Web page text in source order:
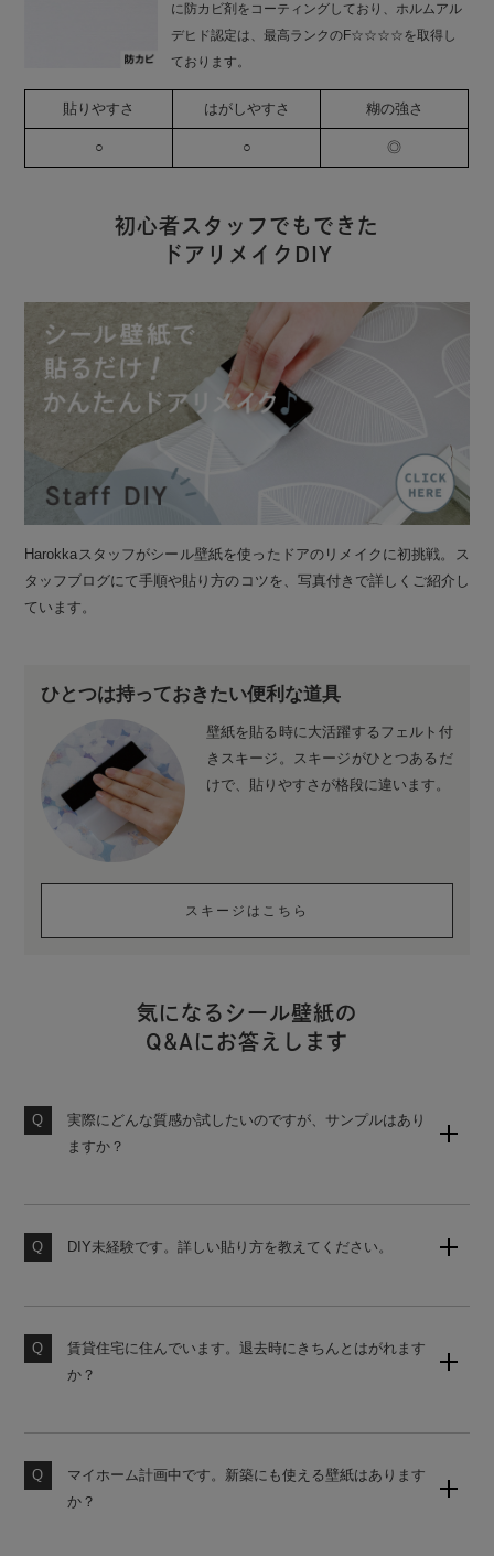
に防カビ剤をコーティングしており、ホルムアル
デヒド認定は、最高ランクのF☆☆☆☆を取得し
ております。
貼りやすさ はがしやすさ 糊の強さ
○ ○ ◎
初心者スタッフでもできた
ドアリメイクDIY
Harokkaスタッフがシール壁紙を使ったドアのリメイクに初挑戦。ス
タッフブログにて手順や貼り方のコツを、写真付きで詳しくご紹介し
ています。
ひとつは持っておきたい便利な道具
壁紙を貼る時に大活躍するフェルト付
きスキージ。スキージがひとつあるだ
けで、貼りやすさが格段に違います。
スキージはこちら
気になるシール壁紙の
Q&Aにお答えします
実際にどんな質感か試したいのですが、サンプルはあり
ますか？
ください。
DIY未経験です。詳しい貼り方を教えてください。
壁紙の貼り方はこちら
賃貸住宅に住んでいます。退去時にきちんとはがれます
か？
おすすめします。
マイホーム計画中です。新築にも使える壁紙はあります
か？